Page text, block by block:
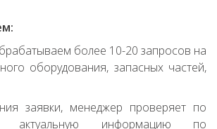
более 10-20 запросов на
оборудования, запасных частей,
заявки, менеджер проверяет по
актуальную информацию по